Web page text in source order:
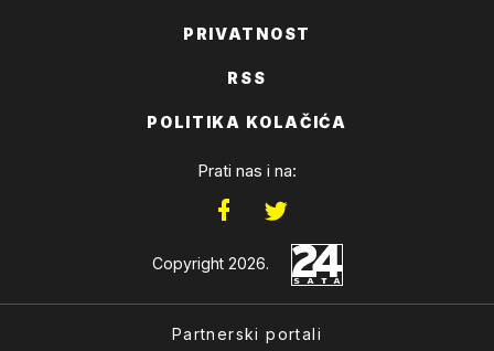
PRIVATNOST
RSS
POLITIKA KOLAČIĆA
Prati nas i na:
Copyright 2026.
Partnerski portali